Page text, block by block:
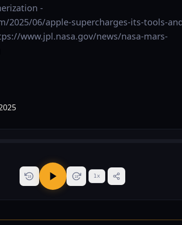
-
2025/06/apple-supercharges-its-tools-
www.jpl.nasa.gov/news/nasa-mars-
15 15 1x